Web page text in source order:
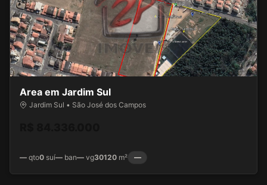
Area em Jardim Sul
Jardim Sul • São José dos Campos
— qto0 suí— ban— vg30120 m² —